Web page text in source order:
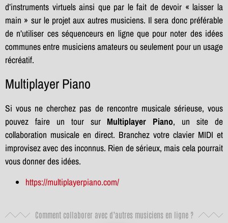
d’instruments virtuels ainsi que par le fait de devoir « laisser la
main » sur le projet aux autres musiciens. Il sera donc préférable
de n’utiliser ces séquenceurs en ligne que pour noter des idées
communes entre musiciens amateurs ou seulement pour un usage
récréatif.
Multiplayer Piano
Si vous ne cherchez pas de rencontre musicale sérieuse, vous
pouvez faire un tour sur Multiplayer Piano, un site de
collaboration musicale en direct. Branchez votre clavier MIDI et
improvisez avec des inconnus. Rien de sérieux, mais cela pourrait
vous donner des idées.
https://multiplayerpiano.com/
Comment collaborer avec d’autres musiciens en ligne ?